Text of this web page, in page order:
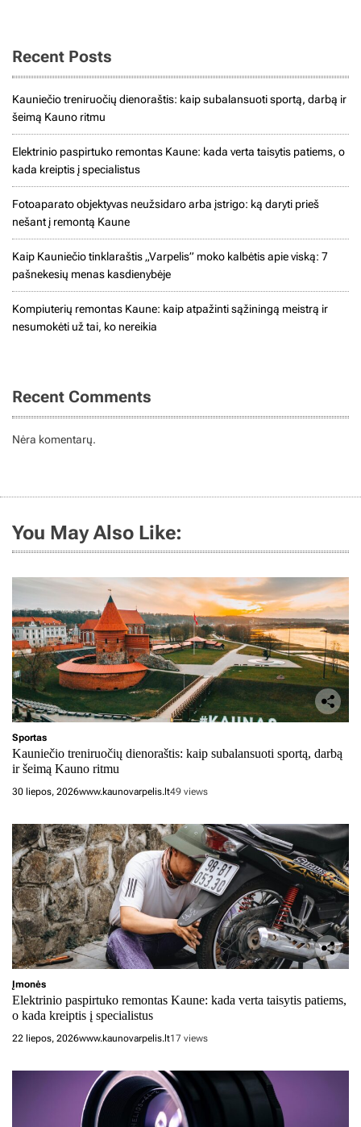
Recent Posts
Kauniečio treniruočių dienoraštis: kaip subalansuoti sportą, darbą ir
šeimą Kauno ritmu
Elektrinio paspirtuko remontas Kaune: kada verta taisytis patiems, o
kada kreiptis į specialistus
Fotoaparato objektyvas neužsidaro arba įstrigo: ką daryti prieš
nešant į remontą Kaune
Kaip Kauniečio tinklaraštis „Varpelis” moko kalbėtis apie viską: 7
pašnekesių menas kasdienybėje
Kompiuterių remontas Kaune: kaip atpažinti sąžiningą meistrą ir
nesumokėti už tai, ko nereikia
Recent Comments
Nėra komentarų.
You May Also Like:
Sportas
Kauniečio treniruočių dienoraštis: kaip subalansuoti sportą, darbą
ir šeimą Kauno ritmu
30 liepos, 2026www.kaunovarpelis.lt49 views
Įmonės
Elektrinio paspirtuko remontas Kaune: kada verta taisytis patiems,
o kada kreiptis į specialistus
22 liepos, 2026www.kaunovarpelis.lt17 views